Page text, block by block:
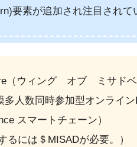
要素が追加され注目されて
（ウィング オブ ミサド
人数同時参加型オンライン
スマートチェーン）
るには＄MISADが必要。）